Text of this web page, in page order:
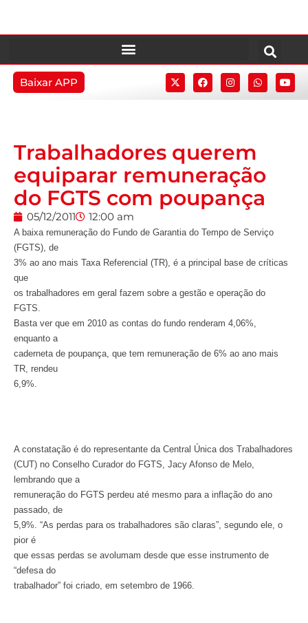
Baixar APP
Trabalhadores querem
equiparar remuneração
do FGTS com poupança
05/12/2011 12:00 am
A baixa remuneração do Fundo de Garantia do Tempo de Serviço
(FGTS), de
3% ao ano mais Taxa Referencial (TR), é a principal base de críticas
que
os trabalhadores em geral fazem sobre a gestão e operação do
FGTS.
Basta ver que em 2010 as contas do fundo renderam 4,06%,
enquanto a
caderneta de poupança, que tem remuneração de 6% ao ano mais
TR, rendeu
6,9%.
A constatação é do representante da Central Única dos Trabalhadores
(CUT) no Conselho Curador do FGTS, Jacy Afonso de Melo,
lembrando que a
remuneração do FGTS perdeu até mesmo para a inflação do ano
passado, de
5,9%. “As perdas para os trabalhadores são claras”, segundo ele, o
pior é
que essas perdas se avolumam desde que esse instrumento de
“defesa do
trabalhador” foi criado, em setembro de 1966.